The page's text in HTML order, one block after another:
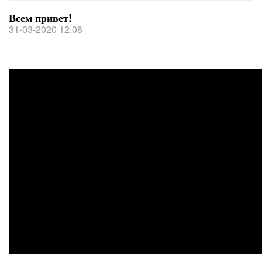
Всем привет!
31-03-2020 12:08